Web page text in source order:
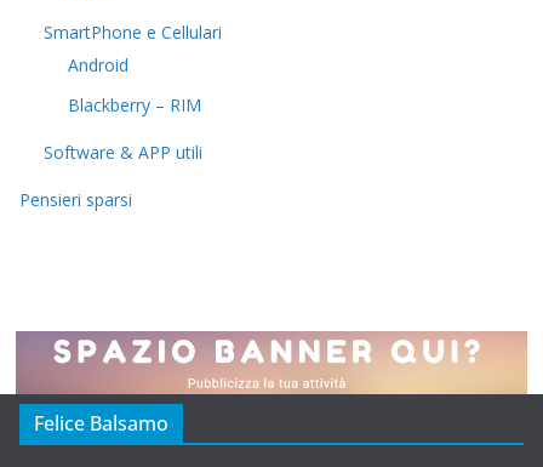
SmartPhone e Cellulari
Android
Blackberry – RIM
Software & APP utili
Pensieri sparsi
Felice Balsamo